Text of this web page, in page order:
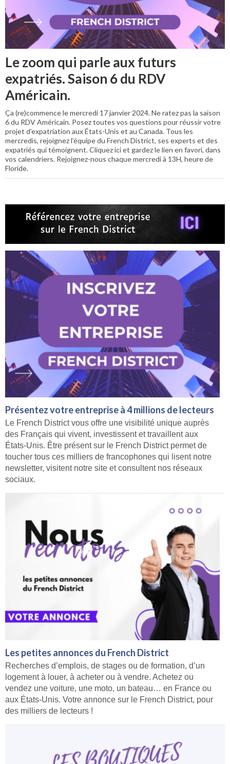
Le zoom qui parle aux futurs
expatriés. Saison 6 du RDV
Américain.
Ça (re)commence le mercredi 17 janvier 2024. Ne ratez pas la saison
6 du RDV Américain. Posez toutes vos questions pour réussir votre
projet d’expatriation aux États-Unis et au Canada. Tous les
mercredis, rejoignez l’équipe du French District, ses experts et des
expatriés qui témoignent. Cliquez ici et gardez le lien en favori, dans
vos calendriers. Rejoignez-nous chaque mercredi à 13H, heure de
Floride.
Présentez votre entreprise à 4 millions de lecteurs
Le French District vous offre une visibilité unique auprès
des Français qui vivent, investissent et travaillent aux
États-Unis. Être présent sur le French District permet de
toucher tous ces milliers de francophones qui lisent notre
newsletter, visitent notre site et consultent nos réseaux
sociaux.
Les petites annonces du French District
Recherches d’emplois, de stages ou de formation, d’un
logement à louer, à acheter ou à vendre. Achetez ou
vendez une voiture, une moto, un bateau… en France ou
aux États-Unis. Votre annonce sur le French District, pour
des milliers de lecteurs !